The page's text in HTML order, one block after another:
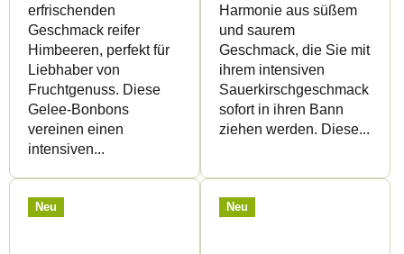
erfrischenden
Geschmack reifer
Himbeeren, perfekt für
Liebhaber von
Fruchtgenuss. Diese
Gelee-Bonbons
vereinen einen
intensiven...
Harmonie aus süßem
und saurem
Geschmack, die Sie mit
ihrem intensiven
Sauerkirschgeschmack
sofort in ihren Bann
ziehen werden. Diese...
Neu Neu